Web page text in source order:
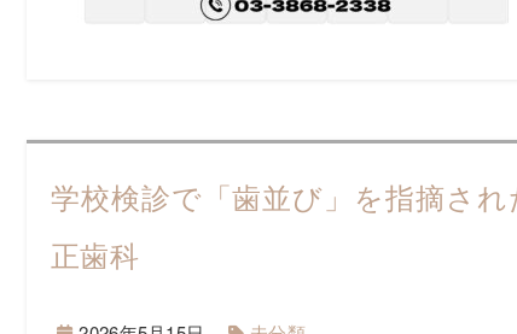
学校検診で「歯並び」を指摘さ
正歯科